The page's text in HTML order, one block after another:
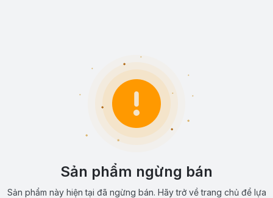
Sản phẩm ngừng bán
Sản phẩm này hiện tại đã ngừng bán. Hãy trở về trang chủ để lựa